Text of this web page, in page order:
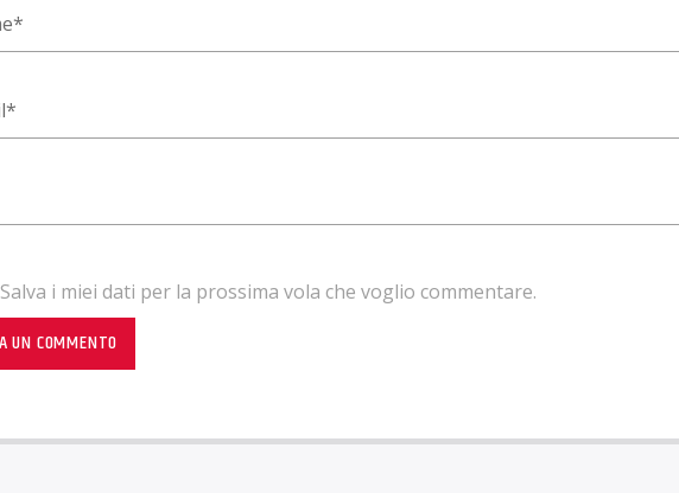
Salva i miei dati per la prossima vola che voglio commentare.